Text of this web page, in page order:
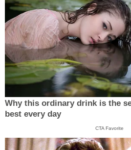
Why this ordinary drink is the
best every day
CTA Favorite